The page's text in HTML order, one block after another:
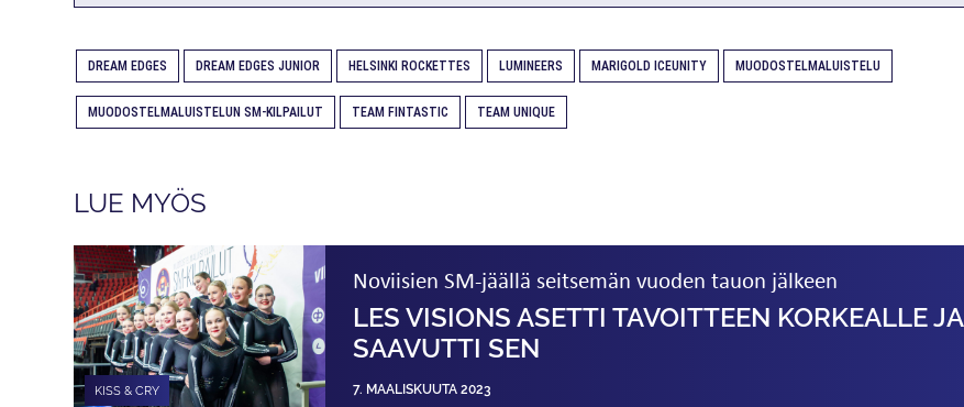
DREAM EDGES DREAM EDGES JUNIOR HELSINKI ROCKETTES LUMINEERS MARIGOLD ICEUNITY MUODOSTELMALUISTELU
MUODOSTELMALUISTELUN SM-KILPAILUT TEAM FINTASTIC TEAM UNIQUE
LUE MYÖS
KISS & CRY
Noviisien SM-jäällä seitsemän vuoden tauon jälkeen
LES VISIONS ASETTI TAVOITTEEN KORKEALLE JA
SAAVUTTI SEN
7. MAALISKUUTA 2023